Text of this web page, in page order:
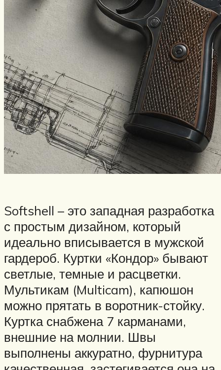
Softshell – это западная разработка
с простым дизайном, который
идеально вписывается в мужской
гардероб. Куртки «Кондор» бывают
светлые, темные и расцветки.
Мультикам (Multicam), капюшон
можно прятать в воротник-стойку.
Куртка снабжена 7 карманами,
внешние на молнии. Швы
выполнены аккуратно, фурнитура